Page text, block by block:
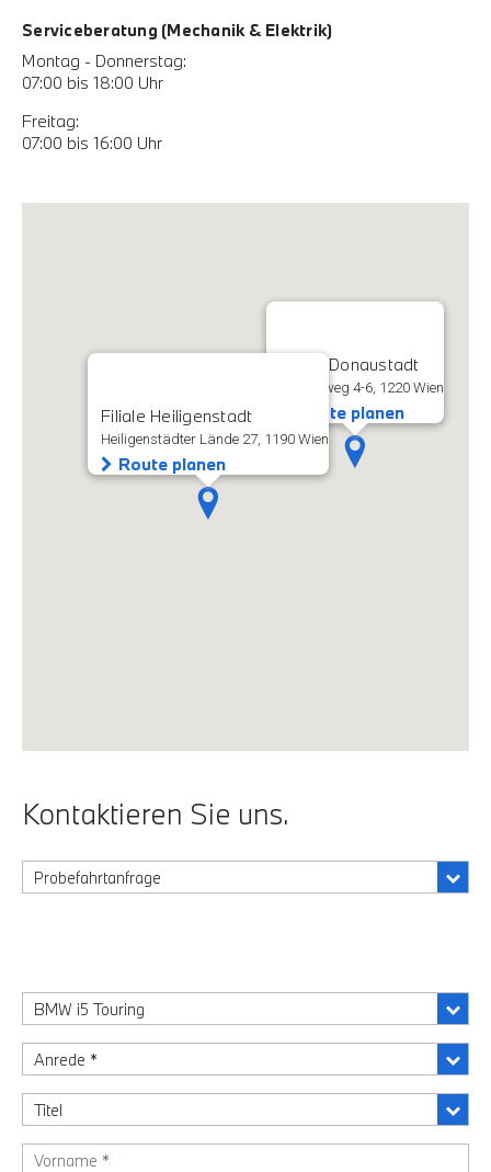
Serviceberatung (Mechanik & Elektrik)
Montag - Donnerstag:
07:00 bis 18:00 Uhr
Freitag:
07:00 bis 16:00 Uhr
Filiale Donaustadt
Rautenweg 4-6, 1220 Wien
Route planen
Filiale Heiligenstadt
Heiligenstädter Lände 27, 1190 Wien
Route planen
Kontaktieren Sie uns.